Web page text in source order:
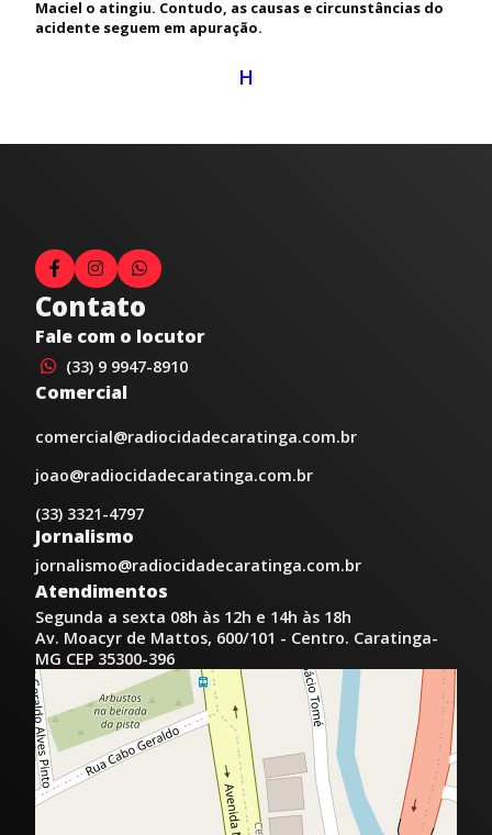
Maciel o atingiu. Contudo, as causas e circunstâncias do
acidente seguem em apuração.
H
Contato
Fale com o locutor
(33) 9 9947-8910
Comercial
comercial@radiocidadecaratinga.com.br
joao@radiocidadecaratinga.com.br
(33) 3321-4797
Jornalismo
jornalismo@radiocidadecaratinga.com.br
Atendimentos
Segunda a sexta 08h às 12h e 14h às 18h
Av. Moacyr de Mattos, 600/101 - Centro. Caratinga-
MG CEP 35300-396